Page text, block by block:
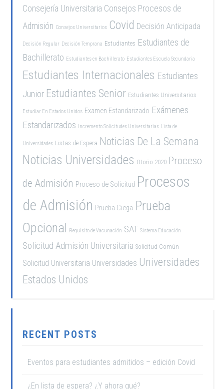
Consejería Universitaria Consejos Procesos de
Admisión Consejos Universitarios Covid Decisión Anticipada
Decisión Regular Decisión Temprana Estudiantes Estudiantes de
Bachillerato Estudiantes en Bachillerato Estudiantes Escuela Secundaria
Estudiantes Internacionales Estudiantes
Junior Estudiantes Senior Estudiantes Universitarios
Estudiar En Estados Unidos Examen Estandarizado Exámenes
Estandarizados Incremento Solicitudes Universitarias Lista de
Universidades Listas de Espera Noticias De La Semana
Noticias Universidades Otoño 2020 Proceso
de Admisión Proceso de Solicitud Procesos
de Admisión Prueba Ciega Prueba
Opcional Requisito de Vacunación SAT Sistema Educación
Solicitud Admisión Universitaria Solicitud Común
Solicitud Universitaria Universidades Universidades
Estados Unidos
RECENT POSTS
Eventos para estudiantes admitidos – edición Covid
¿En lista de espera? ¿Y ahora qué?